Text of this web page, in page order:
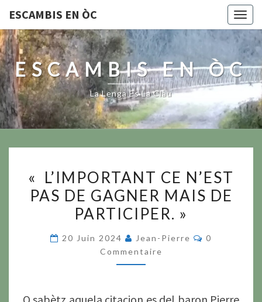
ESCAMBIS EN ÒC
ESCAMBIS EN ÒC
La Lenga Es La Clau
L’IMPORTANT
CE
N’EST
DE
« L’IMPORTANT CE N’EST
PAS DE GAGNER MAIS DE
PARTICIPER. »
20 Juin 2024 Jean-Pierre
0
Commentaire